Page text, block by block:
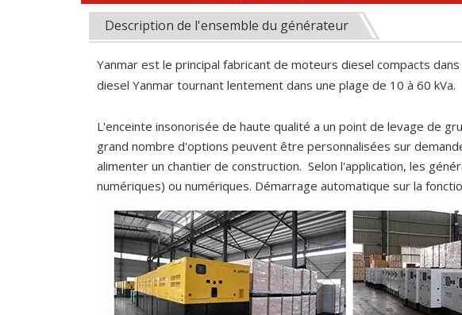
Description de l'ensemble du générateur
Yanmar est le principal fabricant de moteurs diesel compacts
diesel Yanmar tournant lentement dans une plage de 10 à 60 kVa.
L'enceinte insonorisée de haute qualité a un point de levage de
grand nombre d'options peuvent être personnalisées sur
alimenter un chantier de construction. Selon l'application, les
numériques) ou numériques. Démarrage automatique sur la